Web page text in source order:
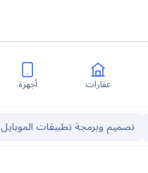
عقارات أجهزة
تصميم وبرمجة تطبيقات الموبايل